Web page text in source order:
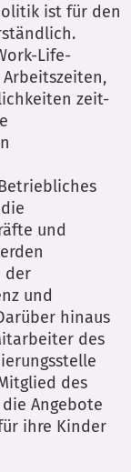
ist für den
Life-
zeit-
und
der
und
hinaus
des
des
Angebote
ihre Kinder